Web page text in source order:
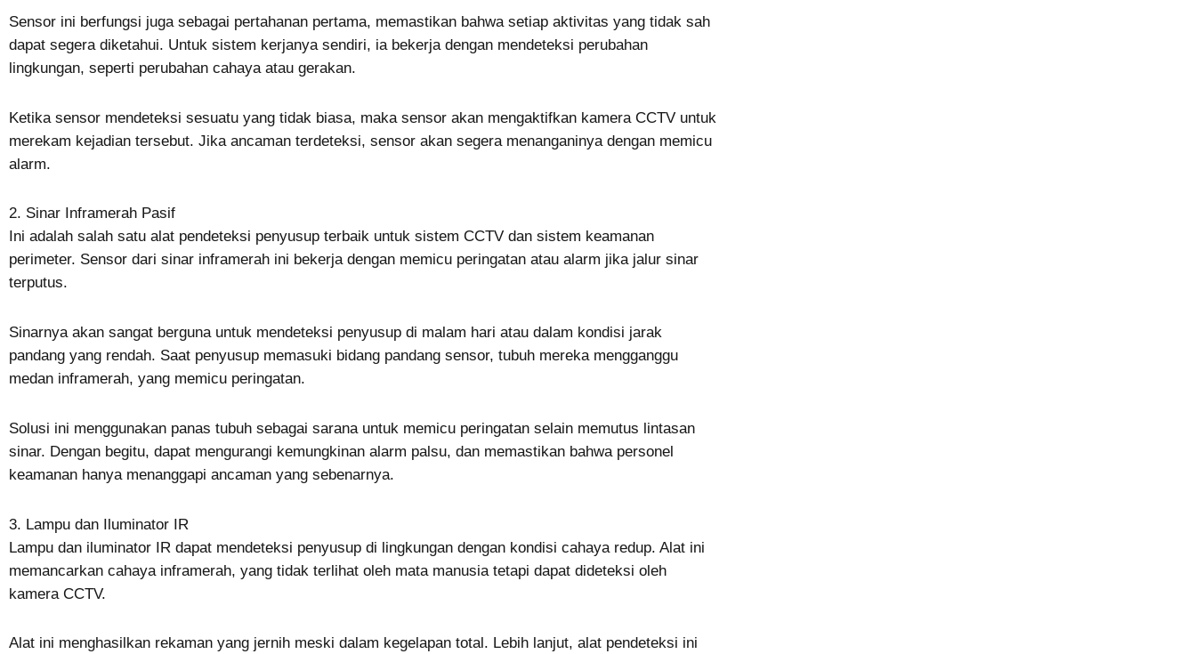
Sensor ini berfungsi juga sebagai pertahanan pertama, memastikan bahwa setiap aktivitas yang tidak sah
dapat segera diketahui. Untuk sistem kerjanya sendiri, ia bekerja dengan mendeteksi perubahan
lingkungan, seperti perubahan cahaya atau gerakan.
Ketika sensor mendeteksi sesuatu yang tidak biasa, maka sensor akan mengaktifkan kamera CCTV untuk
merekam kejadian tersebut. Jika ancaman terdeteksi, sensor akan segera menanganinya dengan memicu
alarm.
2. Sinar Inframerah Pasif
Ini adalah salah satu alat pendeteksi penyusup terbaik untuk sistem CCTV dan sistem keamanan
perimeter. Sensor dari sinar inframerah ini bekerja dengan memicu peringatan atau alarm jika jalur sinar
terputus.
Sinarnya akan sangat berguna untuk mendeteksi penyusup di malam hari atau dalam kondisi jarak
pandang yang rendah. Saat penyusup memasuki bidang pandang sensor, tubuh mereka mengganggu
medan inframerah, yang memicu peringatan.
Solusi ini menggunakan panas tubuh sebagai sarana untuk memicu peringatan selain memutus lintasan
sinar. Dengan begitu, dapat mengurangi kemungkinan alarm palsu, dan memastikan bahwa personel
keamanan hanya menanggapi ancaman yang sebenarnya.
3. Lampu dan Iluminator IR
Lampu dan iluminator IR dapat mendeteksi penyusup di lingkungan dengan kondisi cahaya redup. Alat ini
memancarkan cahaya inframerah, yang tidak terlihat oleh mata manusia tetapi dapat dideteksi oleh
kamera CCTV.
Alat ini menghasilkan rekaman yang jernih meski dalam kegelapan total. Lebih lanjut, alat pendeteksi ini